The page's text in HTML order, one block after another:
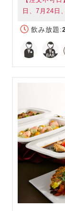
日、7月24日
飲み放題: